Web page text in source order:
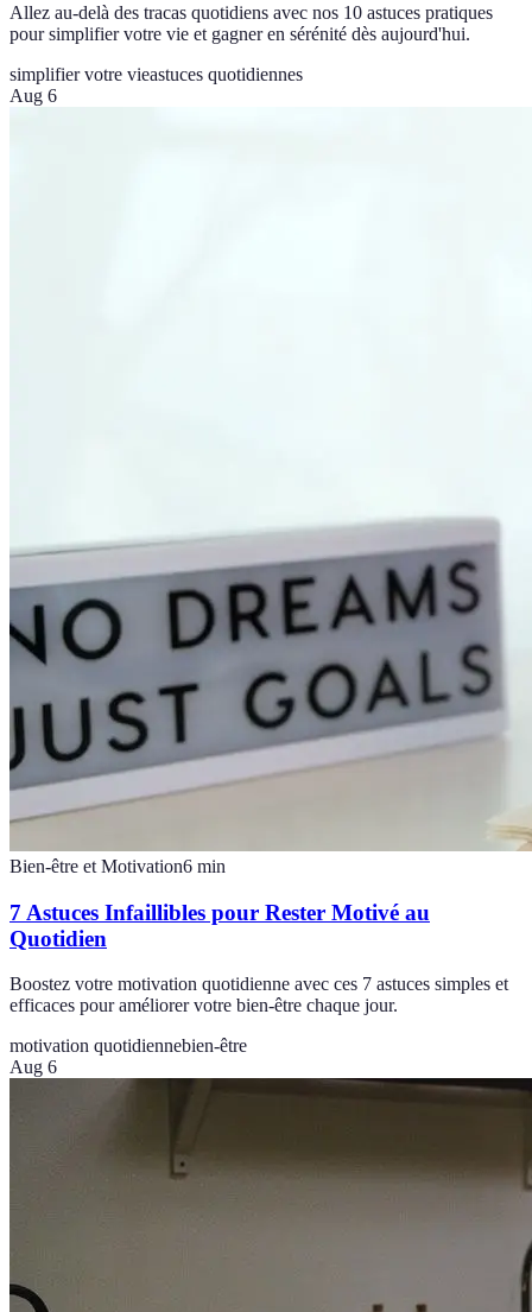
Allez au-delà des tracas quotidiens avec nos 10 astuces pratiques
pour simplifier votre vie et gagner en sérénité dès aujourd'hui.
simplifier votre vieastuces quotidiennes
Aug 6
Bien-être et Motivation6 min
7 Astuces Infaillibles pour Rester Motivé au
Quotidien
Boostez votre motivation quotidienne avec ces 7 astuces simples et
efficaces pour améliorer votre bien-être chaque jour.
motivation quotidiennebien-être
Aug 6